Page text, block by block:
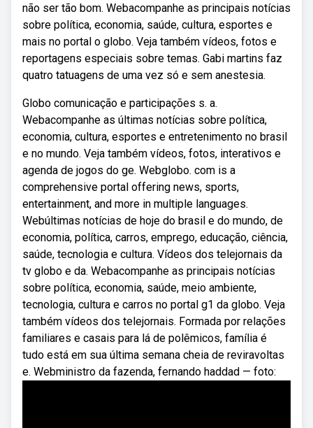
não ser tão bom. Webacompanhe as principais notícias
sobre política, economia, saúde, cultura, esportes e
mais no portal o globo. Veja também vídeos, fotos e
reportagens especiais sobre temas. Gabi martins faz
quatro tatuagens de uma vez só e sem anestesia.
Globo comunicação e participações s. a.
Webacompanhe as últimas notícias sobre política,
economia, cultura, esportes e entretenimento no brasil
e no mundo. Veja também vídeos, fotos, interativos e
agenda de jogos do ge. Webglobo. com is a
comprehensive portal offering news, sports,
entertainment, and more in multiple languages.
Webúltimas notícias de hoje do brasil e do mundo, de
economia, política, carros, emprego, educação, ciência,
saúde, tecnologia e cultura. Vídeos dos telejornais da
tv globo e da. Webacompanhe as principais notícias
sobre política, economia, saúde, meio ambiente,
tecnologia, cultura e carros no portal g1 da globo. Veja
também vídeos dos telejornais. Formada por relações
familiares e casais para lá de polêmicos, família é
tudo está em sua última semana cheia de reviravoltas
e. Webministro da fazenda, fernando haddad — foto: